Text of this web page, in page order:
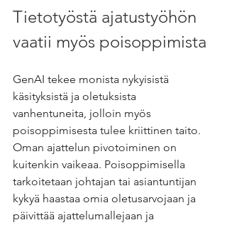
Tietotyöstä ajatustyöhön
vaatii myös poisoppimista
GenAI tekee monista nykyisistä
käsityksistä ja oletuksista
vanhentuneita, jolloin myös
poisoppimisesta tulee kriittinen taito.
Oman ajattelun pivotoiminen on
kuitenkin vaikeaa. Poisoppimisella
tarkoitetaan johtajan tai asiantuntijan
kykyä haastaa omia oletusarvojaan ja
päivittää ajattelumallejaan ja